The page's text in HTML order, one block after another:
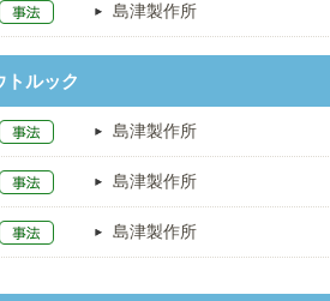
島津製作所
トルック
島津製作所
島津製作所
島津製作所